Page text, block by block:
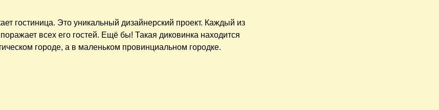
гостиница. Это уникальный дизайнерский проект. Каждый из
всех его гостей. Ещё бы! Такая диковинка находится
городе, а в маленьком провинциальном городке.